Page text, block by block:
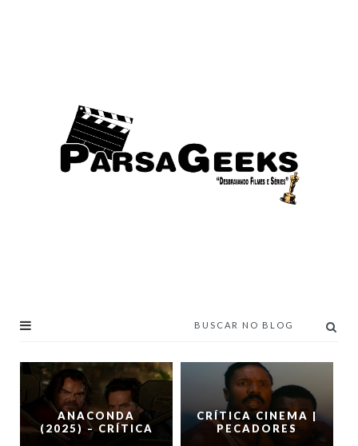
ANACONDA
(2025) – CRÍTICA
CRÍTICA CINEMA |
PECADORES